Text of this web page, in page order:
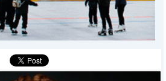
MÁS
BÚSQUEDA